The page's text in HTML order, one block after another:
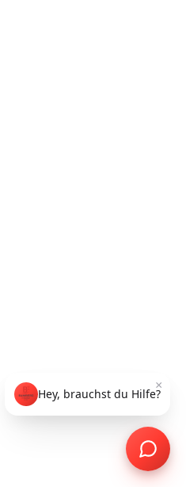
Hey, brauchst du Hilfe?
×